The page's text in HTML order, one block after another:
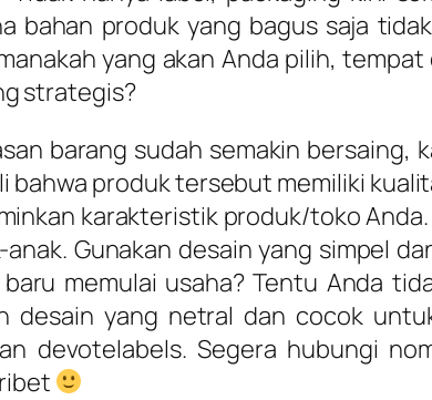
bahan produk yang bagus saja
yang akan Anda pilih,
strategis?
barang sudah semakin bersaing,
produk tersebut memiliki
karakteristik produk/toko
Gunakan desain yang simpel
memulai usaha? Tentu Anda
desain yang netral dan cocok
devotelabels. Segera hubungi